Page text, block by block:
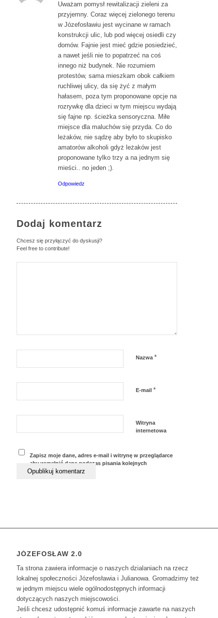
Uważam pomysł rewitalizacji zieleni za
przyjemny. Coraz więcej zielonego terenu
w Józefosławiu jest wycinane w ramach
konstrukcji ulic, lub pod więcej osiedli czy
domów. Fajnie jest mieć gdzie posiedzieć,
a nawet jeśli nie to popatrzeć na coś
innego niż budynek. Nie rozumiem
protestów, sama mieszkam obok całkiem
ruchliwej ulicy, da się żyć z małym
hałasem, poza tym proponowane opcje na
rozrywkę dla dzieci w tym miejscu wydają
się fajne np. ścieżka sensoryczna. Miłe
miejsce dla maluchów się przyda. Co do
leżaków, nie sądzę aby było to skupisko
amatorów alkoholi gdyż leżaków jest
proponowane tylko trzy a na jednym się
mieści.. no jeden ;).
Odpowiedz
Dodaj komentarz
Chcesz się przyłączyć do dyskusji?
Feel free to contribute!
Nazwa*
E-mail *
Witryna
internetowa
Zapisz moje dane, adres e-mail i witrynę w przeglądarce
aby wypełnić dane podczas pisania kolejnych
komentarzy.
JÓZEFOSŁAW 2.0
Ta strona zawiera informacje o naszych dzialaniach na rzecz
lokalnej społeczności Józefosławia i Julianowa. Gromadzimy też
w jednym miejscu wiele ogólnodostępnych informacji
dotyczących naszych miejscowości.
Jeśli chcesz udostępnić komuś informacje zawarte na naszych